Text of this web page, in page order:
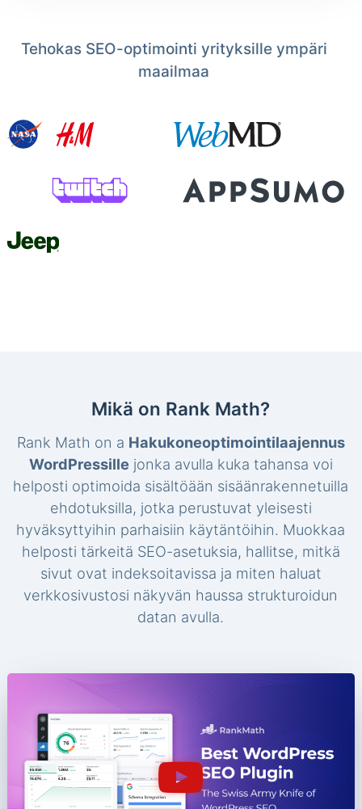
Tehokas SEO-optimointi yrityksille ympäri
maailmaa
Mikä on Rank Math?
Rank Math on a Hakukoneoptimointilaajennus
WordPressille jonka avulla kuka tahansa voi
helposti optimoida sisältöään sisäänrakennetuilla
ehdotuksilla, jotka perustuvat yleisesti
hyväksyttyihin parhaisiin käytäntöihin. Muokkaa
helposti tärkeitä SEO-asetuksia, hallitse, mitkä
sivut ovat indeksoitavissa ja miten haluat
verkkosivustosi näkyvän haussa strukturoidun
datan avulla.